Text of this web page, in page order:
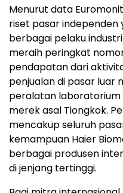
Menurut data
riset pasar independen
berbagai pelaku
meraih peringkat
pendapatan dari
penjualan di pasar luar
peralatan
merek asal Tiongkok.
mencakup seluruh
kemampuan Haier
berbagai produsen
di jenjang tertinggi.